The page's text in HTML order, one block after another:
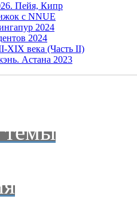
Пейя, Кипр
с NNUE
2024
2024
XIX века (Часть II)
Астана 2023